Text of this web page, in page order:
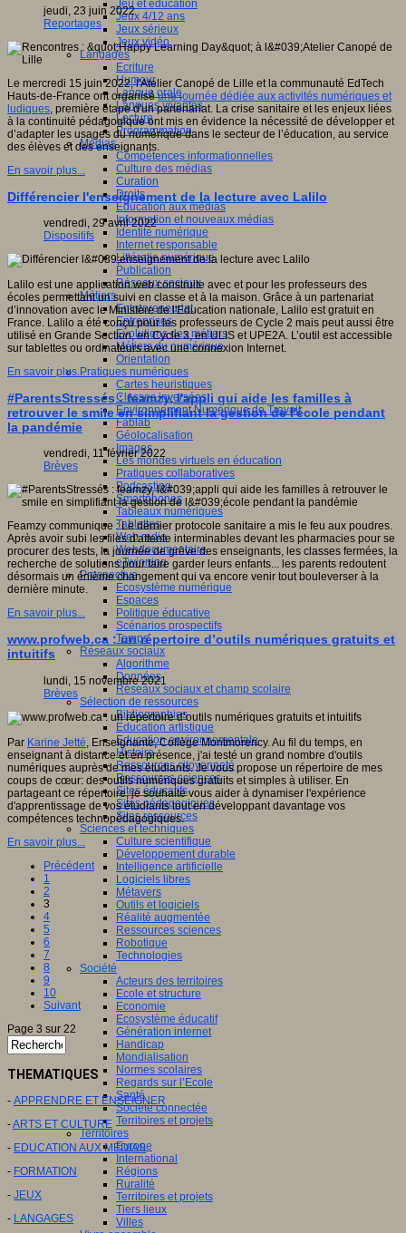
Jeu et éducation
Jeux 4/12 ans
Jeux sérieux
Jeux vidéo
Langages
Ecriture
Humour
Langue orale
Langues vivantes
Lecture
Programmation
Médias
Compétences informationnelles
Culture des médias
Curation
Droits
Education aux médias
Information et nouveaux médias
Identité numérique
Internet responsable
Littératie numérique
Publication
Réseaux sociaux
Métiers
Entrepreneuriat
Entreprises
Evolutions des métiers
Métiers du numérique
Orientation
Pratiques numériques
Cartes heuristiques
Classes inversées
Environnement Numérique de Travail
Fablab
Géolocalisation
Images
Les mondes virtuels en éducation
Pratiques collaboratives
Podcasting
Smartphones
Tableaux numériques
Tablettes
Web radio
Webdocumentaire
eTwinning
Prospective
Ecosystème numérique
Espaces
Politique éducative
Scénarios prospectifs
Temps
Réseaux sociaux
Algorithme
Données
Réseaux sociaux et champ scolaire
Sélection de ressources
Bibliographies
Education artistique
Education environnementale
Histoire
Ressources citoyenneté
Ressources sciences
Sites éducatifs
Sites pédagogiques
Sites ressources
Sciences et techniques
Culture scientifique
Développement durable
Intelligence artificielle
Logiciels libres
Métavers
Outils et logiciels
Réalité augmentée
Ressources sciences
Robotique
Technologies
Société
Acteurs des territoires
Ecole et structure
Economie
Ecosystème éducatif
Génération internet
Handicap
Mondialisation
Normes scolaires
Regards sur l’Ecole
Santé
Société connectée
Territoires et projets
Territoires
Europe
International
Régions
Ruralité
Territoires et projets
Tiers lieux
Villes
jeudi, 23 juin 2022
Reportages
Le mercredi 15 juin 2022, l'Atelier Canopé de Lille et la communauté EdTech
Hauts-de-France ont organiséune journée dédiée aux activités numériques et
ludiques, première étape d'un partenariat. La crise sanitaire et les enjeux liées
à la continuité pédagogique ont mis en évidence la nécessité de développer et
d’adapter les usages du numérique dans le secteur de l’éducation, au service
des élèves et des enseignants.
En savoir plus...
Différencier l'enseignement de la lecture avec Lalilo
vendredi, 29 avril 2022
Dispositifs
Lalilo est une application web construite avec et pour les professeurs des
écoles permettant un suivi en classe et à la maison. Grâce à un partenariat
d’innovation avec le Ministère de l'Education nationale, Lalilo est gratuit en
France. Lalilo a été conçu pour les professeurs de Cycle 2 mais peut aussi être
utilisé en Grande Section, en Cycle 3, en ULIS et UPE2A. L’outil est accessible
sur tablettes ou ordinateurs avec une connexion Internet.
En savoir plus...
#ParentsStressés : feamzy, l'appli qui aide les familles à
retrouver le smile en simplifiant la gestion de l'école pendant
la pandémie
vendredi, 11 février 2022
Brèves
Feamzy communique : Le dernier protocole sanitaire a mis le feu aux poudres.
Après avoir subi les files d'attente interminables devant les pharmacies pour se
procurer des tests, la journée de grève des enseignants, les classes fermées, la
recherche de solutions pour faire garder leurs enfants... les parents redoutent
désormais un énième changement qui va encore venir tout bouleverser à la
dernière minute.
En savoir plus...
www.profweb.ca : un répertoire d’outils numériques gratuits et
intuitifs
lundi, 15 novembre 2021
Brèves
Par Karine Jetté , Enseignante, Collège Montmorency. Au fil du temps, en
enseignant à distance et en présence, j'ai testé un grand nombre d'outils
numériques auprès de mes étudiants. Je vous propose un répertoire de mes
coups de cœur: des outils numériques gratuits et simples à utiliser. En
partageant ce répertoire, je souhaite vous aider à dynamiser l'expérience
d'apprentissage de vos étudiants tout en développant davantage vos
compétences technopédagogiques.
En savoir plus...
Précédent
1
2
3
4
5
6
7
8
9
10
Suivant
Page 3 sur 22
THEMATIQUES
- APPRENDRE ET ENSEIGNER
-ARTS ET CULTURE
- EDUCATION AUX MEDIAS
- FORMATION
- JEUX
- LANGAGES